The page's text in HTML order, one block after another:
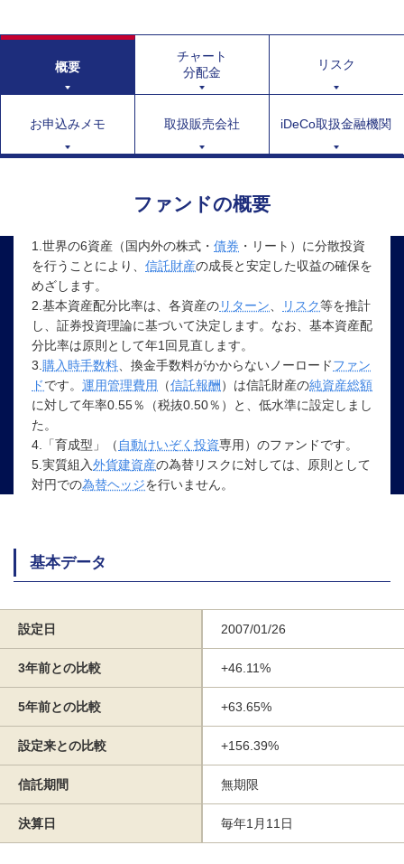
概要
チャート
分配金
リスク
お申込みメモ 取扱販売会社 iDeCo取扱金融機関
ファンドの概要
1.世界の6資産（国内外の株式・ 債券 ・リート）に分散投資
を行うことにより、 信託財産の成長と安定した収益の確保を
めざします。
2.基本資産配分比率は、各資産のリターン、 リスク等を推計
し、証券投資理論に基づいて決定します。なお、基本資産配
分比率は原則として年1回見直します。
3.購入時手数料、換金手数料がかからないノーロードファン
ドです。 運用管理費用 （信託報酬 ）は信託財産の純資産総額
に対して年率0.55％（税抜0.50％）と、低水準に設定しまし
た。
4.「育成型」（ 自動けいぞく投資専用）のファンドです。
5.実質組入外貨建資産の為替リスクに対しては、原則として
対円での為替ヘッジを行いません。
基本データ
設定日 2007/01/26
3年前との比較 +46.11%
5年前との比較 +63.65%
設定来との比較 +156.39%
信託期間 無期限
決算日 毎年1月11日